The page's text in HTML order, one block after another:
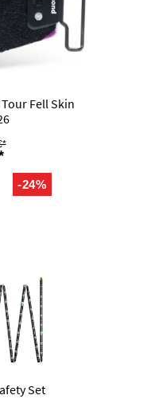
Fell Skin
-24%
Set